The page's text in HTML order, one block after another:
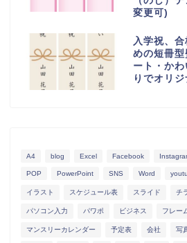
変更可)
入学祝、
めの短冊
ート・か
りでオリ
A4 blog Excel Facebook
POP PowerPoint SNS Word
イラスト スケジュール表 スライド チ
パソコン入力 パワポ ビジネス フレー
マンスリーカレンダー 予定表 会社 写